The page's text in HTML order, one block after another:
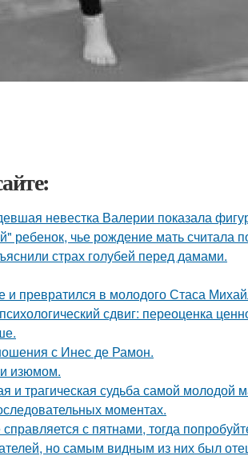
невестка Валерии показала
ребенок, чье рождение мать считала
страх голубей перед дамами.
и превратился в молодого Стаса
сдвиг: переоценка
с Инес де Рамон.
изюмом.
и трагическая судьба самой молодой
моментах.
с пятнами, тогда
но самым видным из них был